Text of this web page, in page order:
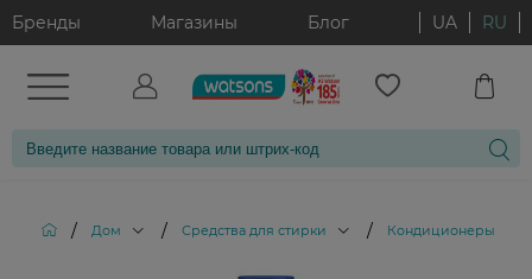
Бренды Магазины Блог UA RU
/ Дом / Средства для стирки / Кондиционеры и